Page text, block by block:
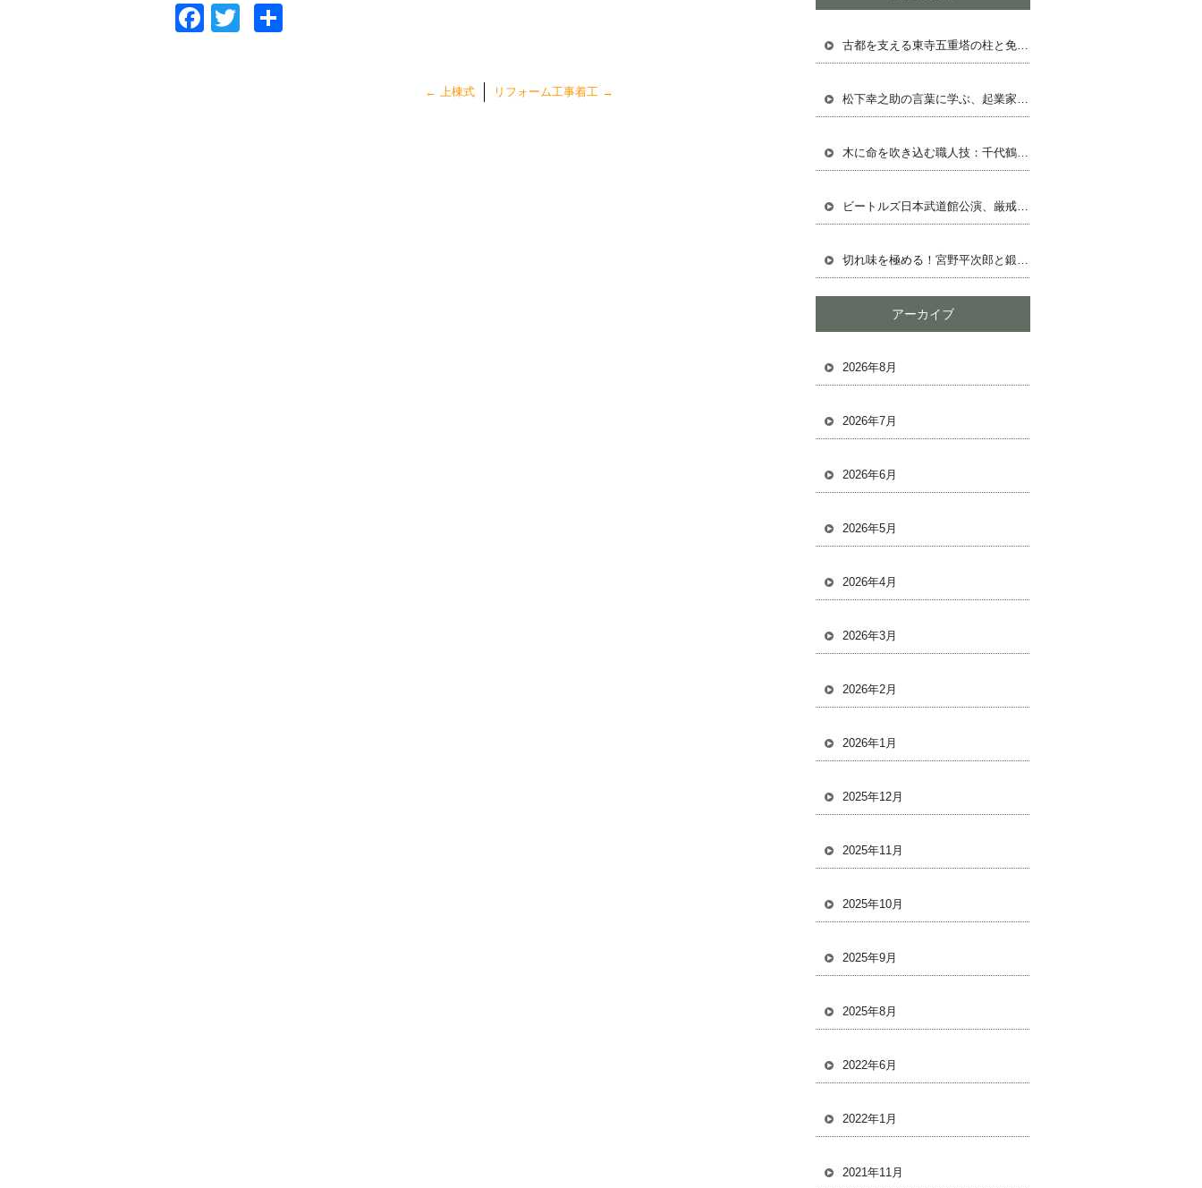
Facebook
Twitter
← 上棟式 リフォーム工事着工 →
古都を支える東寺五重塔の柱と免震構造の秘密
松下幸之助の言葉に学ぶ、起業家として成功する人生戦略
木に命を吹き込む職人技：千代鶴の鉋と共に
ビートルズ日本武道館公演、厳戒態勢の中の熱狂
切れ味を極める！宮野平次郎と鍛冶屋の鋸物語
アーカイブ
2026年8月
2026年7月
2026年6月
2026年5月
2026年4月
2026年3月
2026年2月
2026年1月
2025年12月
2025年11月
2025年10月
2025年9月
2025年8月
2022年6月
2022年1月
2021年11月